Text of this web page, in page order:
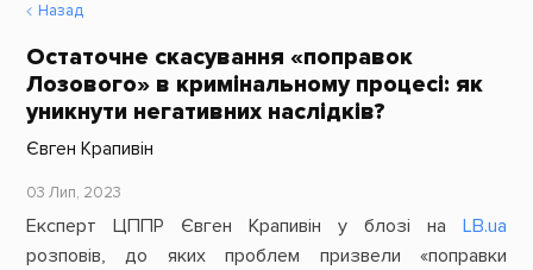
Назад
Остаточне скасування «поправок
Лозового» в кримінальному процесі: як
уникнути негативних наслідків?
Євген Крапивін
03 Лип, 2023
Експерт ЦППР Євген Крапивін у блозі наLB.ua
розповів, до яких проблем призвели «поправки